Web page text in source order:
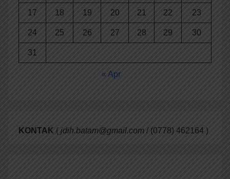
17 18 19 20 21 22 23
24 25 26 27 28 29 30
31
« Apr
KONTAK ( jdih.batam@gmail.com / (0778) 462164 )